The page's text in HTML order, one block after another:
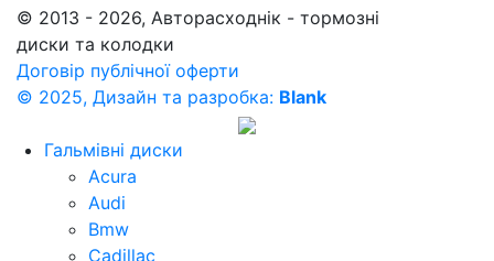
© 2013 - 2026, Авторасходнік - тормозні
диски та колодки
Договір публічної оферти
© 2025, Дизайн та разробка: Blank
Гальмівні диски
Acura
Audi
Bmw
Cadillac